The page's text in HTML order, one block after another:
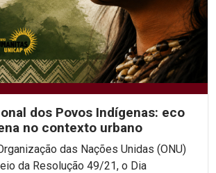
dos Povos Indígenas: eco
no contexto urbano
das Nações Unidas (ONU)
da Resolução 49/21, o Dia